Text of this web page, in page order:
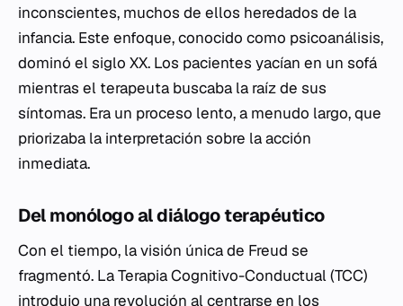
inconscientes, muchos de ellos heredados de la
infancia. Este enfoque, conocido como psicoanálisis,
dominó el siglo XX. Los pacientes yacían en un sofá
mientras el terapeuta buscaba la raíz de sus
síntomas. Era un proceso lento, a menudo largo, que
priorizaba la interpretación sobre la acción
inmediata.
Del monólogo al diálogo terapéutico
Con el tiempo, la visión única de Freud se
fragmentó. La Terapia Cognitivo-Conductual (TCC)
introdujo una revolución al centrarse en los